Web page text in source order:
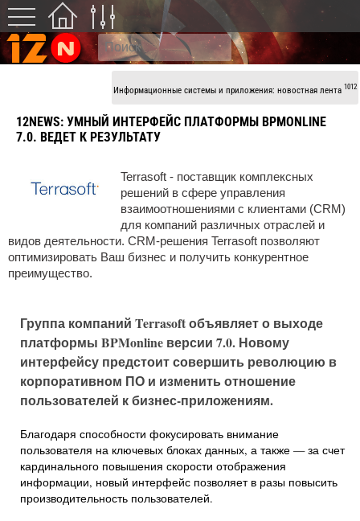
Информационные системы и приложения: новостная лента 1012
12NEWS: УМНЫЙ ИНТЕРФЕЙС ПЛАТФОРМЫ BPMONLINE
7.0. ВЕДЕТ К РЕЗУЛЬТАТУ
Terrasoft - поставщик комплексных
решений в сфере управления
взаимоотношениями с клиентами (CRM)
для компаний различных отраслей и
видов деятельности. CRM-решения Terrasoft позволяют
оптимизировать Ваш бизнес и получить конкурентное
преимущество.
Группа компаний Terrasoft объявляет о выходе
платформы BPMonline версии 7.0. Новому
интерфейсу предстоит совершить революцию в
корпоративном ПО и изменить отношение
пользователей к бизнес-приложениям.
Благодаря способности фокусировать внимание
пользователя на ключевых блоках данных, а также — за счет
кардинального повышения скорости отображения
информации, новый интерфейс позволяет в разы повысить
производительность пользователей.